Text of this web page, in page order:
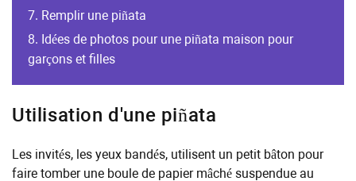
Remplir une piñata
Idées de photos pour une piñata maison pour
garçons et filles
Utilisation d'une piñata
Les invités, les yeux bandés, utilisent un petit bâton pour
faire tomber une boule de papier mâché suspendue au